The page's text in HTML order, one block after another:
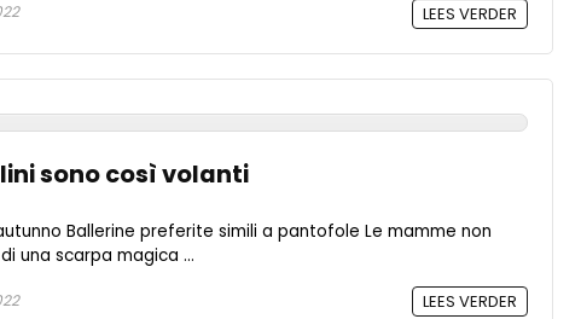
LEES VERDER
sono così volanti
Ballerine preferite simili a pantofole Le mamme non
una scarpa magica ...
LEES VERDER